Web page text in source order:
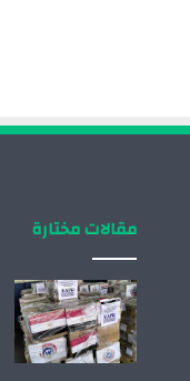
مقالات مختارة